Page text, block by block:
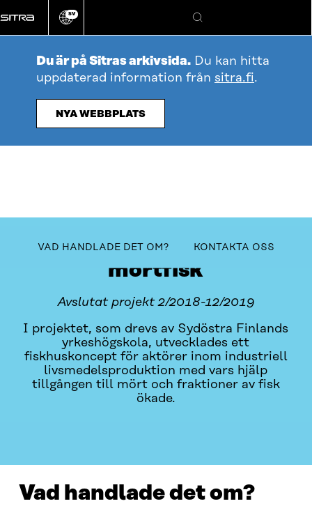
direkt
till
Ändra
språk
SV
Sök
Du är på Sitras arkivsida. Du kan hitta
uppdaterad information från sitra.fi.
NYA WEBBPLATS
Maximera värdet på
mörtfisk
Avslutat projekt 2/2018-12/2019
I projektet, som drevs av Sydöstra Finlands
yrkeshögskola, utvecklades ett
fiskhuskoncept för aktörer inom industriell
livsmedelsproduktion med vars hjälp
tillgången till mört och fraktioner av fisk
ökade.
Innehållsförteckning
VAD HANDLADE DET OM? KONTAKTA OSS
Vad handlade det om?